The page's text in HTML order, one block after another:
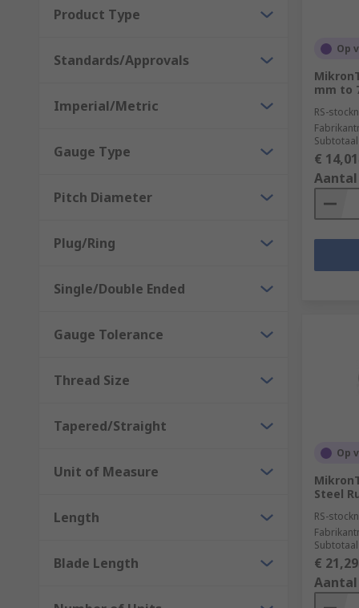
Product Type
Standards/Approvals
Imperial/Metric
Gauge Type
Pitch Diameter
Plug/Ring
Single/Double Ended
Gauge Tolerance
Thread Size
Tapered/Straight
Unit of Measure
Length
Blade Length
Op
mm to
RS-
€ 14,01
Aantal
Op
Steel
RS-
€ 21,29
Aantal